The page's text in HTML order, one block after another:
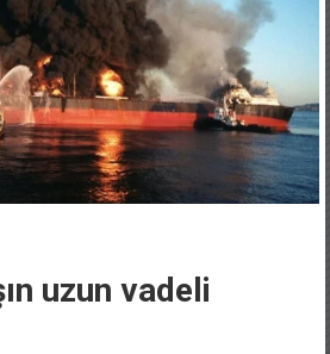
uzun vadeli